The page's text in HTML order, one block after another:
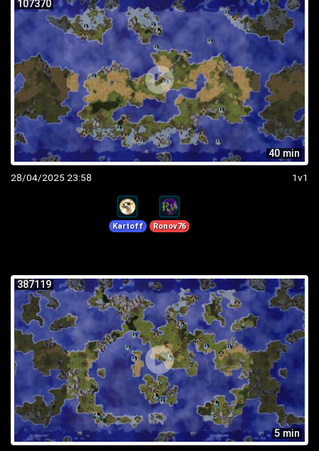
107370
40 min
28/04/2025 23:58 1v1
Kartoff Ronov76
387119
5 min